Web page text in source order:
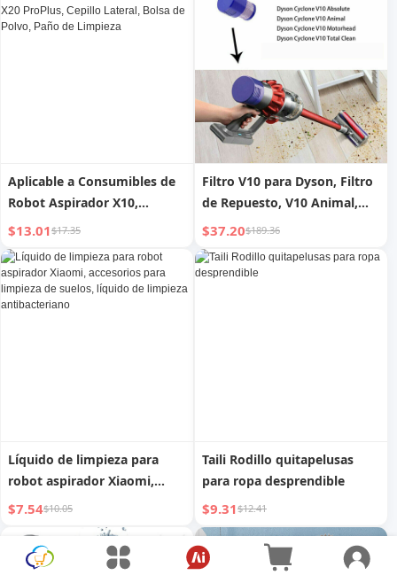
Gadget Práctico para Ropa
Aplicable a Consumibles de
Robot Aspirador X10,
Solución de Limpieza X20
ProPlus, Cepillo Lateral,
Bolsa de Polvo, Paño de
Limpieza
$13.01$17.35
Filtro V10 para Dyson, Filtro
de Repuesto, V10 Animal,
SV12 Cyclone Inalámbrico
$37.20$189.36
Líquido de limpieza para
robot aspirador Xiaomi,
accesorios para limpieza de
suelos, líquido de limpieza
antibacteriano
$7.54$10.05
Taili Rodillo quitapelusas
para ropa desprendible
$9.31$12.41